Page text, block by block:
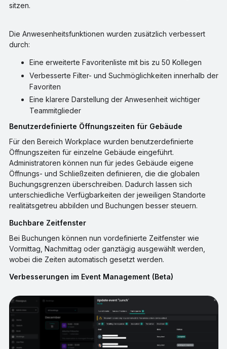
sitzen.
Die Anwesenheitsfunktionen wurden zusätzlich verbessert
durch:
Eine erweiterte Favoritenliste mit bis zu 50 Kollegen
Verbesserte Filter- und Suchmöglichkeiten innerhalb der
Favoriten
Eine klarere Darstellung der Anwesenheit wichtiger
Teammitglieder
Benutzerdefinierte Öffnungszeiten für Gebäude
Für den Bereich Workplace wurden benutzerdefinierte
Öffnungszeiten für einzelne Gebäude eingeführt.
Administratoren können nun für jedes Gebäude eigene
Öffnungs- und Schließzeiten definieren, die die globalen
Buchungsgrenzen überschreiben. Dadurch lassen sich
unterschiedliche Verfügbarkeiten der jeweiligen Standorte
realitätsgetreu abbilden und Buchungen besser steuern.
Buchbare Zeitfenster
Bei Buchungen können nun vordefinierte Zeitfenster wie
Vormittag, Nachmittag oder ganztägig ausgewählt werden,
wobei die Zeiten automatisch gesetzt werden.
Verbesserungen im Event Management (Beta)